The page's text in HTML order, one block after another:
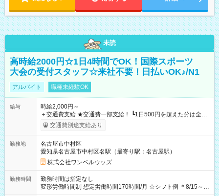
未読
高時給2000円☆1日4時間でOK！国際スポーツ
大会の受付スタッフ☆来社不要！日払いOK♪/N1
アルバイト 職種未経験OK
給与
時給2,000円～
＋交通費支給 ★交通費一部支給！ ┗1日500円を超えた分は全額
支給！ ※往復500円以内の方は自己負担となります ★日払い
OK！（規定あり） ┗働いたその日に現金GET♪ お仕事後はコン
期間なし
交通費別途支給あり
勤務地
名古屋市中村区
愛知県名古屋市中村区名駅（最寄り駅：名古屋駅）
株式会社ワンベルウッズ
勤務時間
勤務時間は指定なし
変形労働時間制 想定労働時間170時間/月 ☆シフト例 ＊8/15～
10/26 全日共通 08：00～12：00 17：00～21：00 ＊8/31